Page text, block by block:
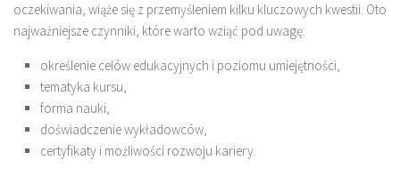
oczekiwania, wiąże się z przemyśleniem kilku kluczowych kwestii. Oto
najważniejsze czynniki, które warto wziąć pod uwagę:
określenie celów edukacyjnych i poziomu umiejętności,
tematyka kursu,
forma nauki,
doświadczenie wykładowców,
certyfikaty i możliwości rozwoju kariery.